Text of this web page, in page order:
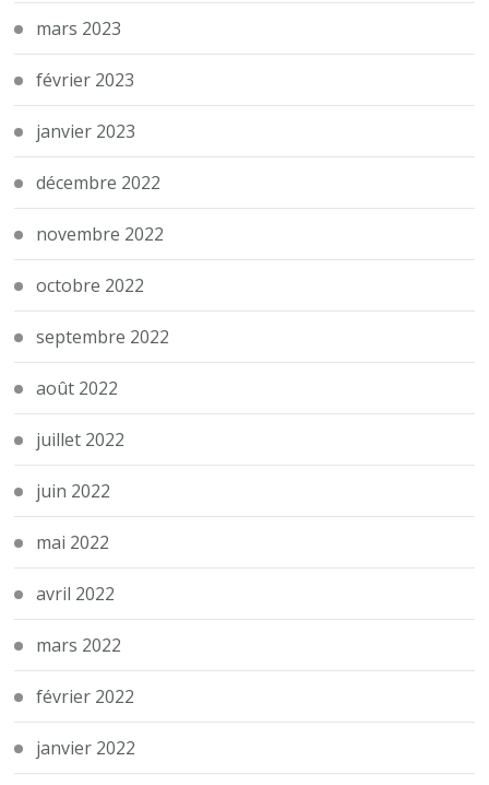
mars 2023
février 2023
janvier 2023
décembre 2022
novembre 2022
octobre 2022
septembre 2022
août 2022
juillet 2022
juin 2022
mai 2022
avril 2022
mars 2022
février 2022
janvier 2022